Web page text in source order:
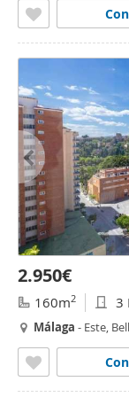
2.950€
160m2 3
Málaga - Este,